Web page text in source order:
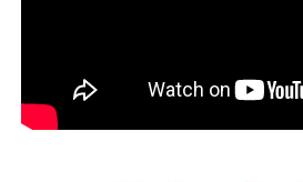
potabilización y la continuidad del
potable.